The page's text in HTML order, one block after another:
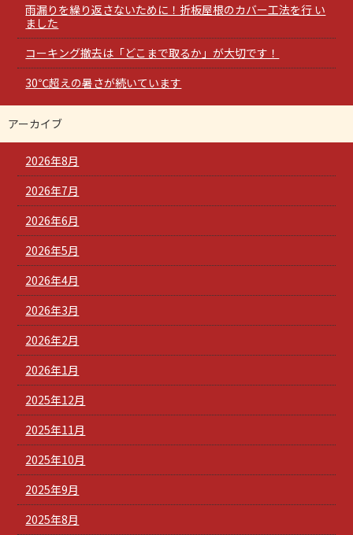
雨漏りを繰り返さないために！折板屋根のカバー工法を行 い
ました
コーキング撤去は「どこまで取るか」が大切です！
30℃超えの暑さが続いています
アーカイブ
2026年8月
2026年7月
2026年6月
2026年5月
2026年4月
2026年3月
2026年2月
2026年1月
2025年12月
2025年11月
2025年10月
2025年9月
2025年8月